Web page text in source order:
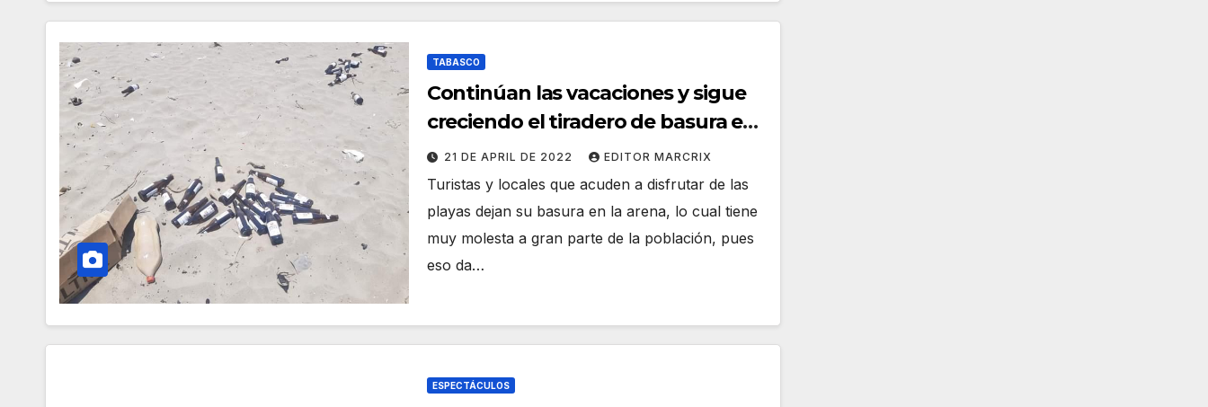
TABASCO
Continúan las vacaciones y sigue
creciendo el tiradero de basura en
playas de Tabasco
21 DE APRIL DE 2022 EDITOR MARCRIX
Turistas y locales que acuden a disfrutar de las
playas dejan su basura en la arena, lo cual tiene
muy molesta a gran parte de la población, pues
eso da…
ESPECTÁCULOS